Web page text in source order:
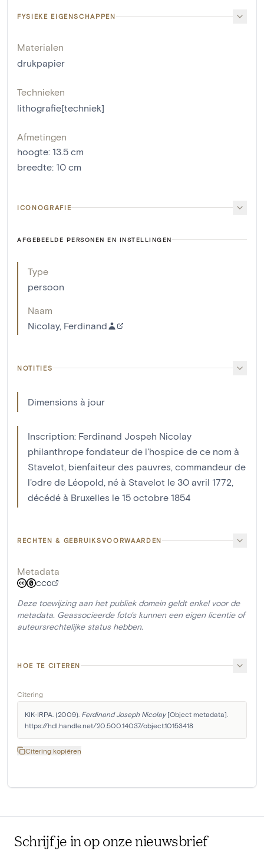
FYSIEKE EIGENSCHAPPEN
Materialen
drukpapier
Technieken
lithografie[techniek]
Afmetingen
hoogte: 13.5 cm
breedte: 10 cm
ICONOGRAFIE
AFGEBEELDE PERSONEN EN INSTELLINGEN
Type
persoon
Naam
Nicolay, Ferdinand
NOTITIES
Dimensions à jour
Inscription: Ferdinand Jospeh Nicolay
philanthrope fondateur de l'hospice de ce nom à
Stavelot, bienfaiteur des pauvres, commandeur de
l'odre de Léopold, né à Stavelot le 30 avril 1772,
décédé à Bruxelles le 15 octobre 1854
RECHTEN & GEBRUIKSVOORWAARDEN
Metadata
CC0
Deze toewijzing aan het publiek domein geldt enkel voor de
metadata. Geassocieerde foto's kunnen een eigen licentie of
auteursrechtelijke status hebben.
HOE TE CITEREN
Citering
KIK-IRPA. (2009). Ferdinand Joseph Nicolay [Object metadata].
https://hdl.handle.net/20.500.14037/object.10153418
Citering kopiëren
Schrijf je in op onze nieuwsbrief